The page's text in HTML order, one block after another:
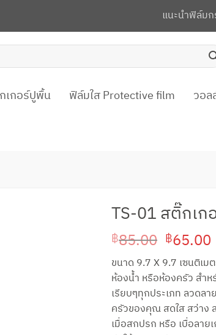
แนะนำฟิล์ม
เกอร์ปูพื้น ฟิล์มใส Protective film วอ
TS-01 สติ๊กเก
฿85.00 Original
price
was:
฿
฿65.00
ขนาด 9.7 X 9.7 เซนติเ
ห้องน้ำ หรือห้องครัว สำ
เรียบๆทุกประเภท ลวดลา
ครัวของคุณ สดใส สว่าง
เมื่อสกปรก หรือ เบื่อลา